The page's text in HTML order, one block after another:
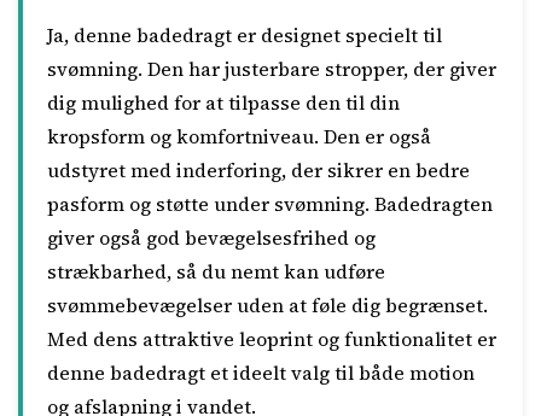
Ja, denne badedragt er designet specielt til
svømning. Den har justerbare stropper, der giver
dig mulighed for at tilpasse den til din
kropsform og komfortniveau. Den er også
udstyret med inderforing, der sikrer en bedre
pasform og støtte under svømning. Badedragten
giver også god bevægelsesfrihed og
strækbarhed, så du nemt kan udføre
svømmebevægelser uden at føle dig begrænset.
Med dens attraktive leoprint og funktionalitet er
denne badedragt et ideelt valg til både motion
og afslapning i vandet.